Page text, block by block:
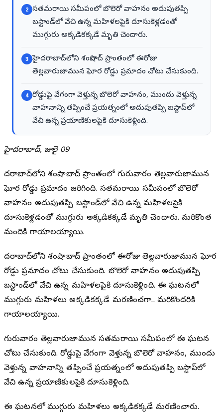
2
సతమరాయి సమీపంలో బొలెరో వాహనం అదుపుతప్పి
బస్టాండ్‌లో వేచి ఉన్న మహిళలపైకి దూసుకెళ్లడంతో
ముగ్గురు అక్కడికక్కడే మృతి చెందారు.
3
హైదరాబాద్‌లోని శంషాబాద్ ప్రాంతంలో ఈరోజు
తెల్లవారుజామున ఘోర రోడ్డు ప్రమాదం చోటు చేసుకుంది.
4
రోడ్డుపై వేగంగా వెళ్తున్న బొలెరో వాహనం, ముందు వెళ్తున్న
వాహనాన్ని తప్పించే ప్రయత్నంలో అదుపుతప్పి బస్టాప్‌లో
వేచి ఉన్న ప్రయాణికులపైకి దూసుకెళ్లింది.
హైదరాబాద్, జులై 09
హైదరాబాద్‌లోని శంషాబాద్ ప్రాంతంలో గురువారం తెల్లవారుజామున
ఘోర రోడ్డు ప్రమాదం జరిగింది. సతమరాయి సమీపంలో బొలెరో
వాహనం అదుపుతప్పి బస్టాండ్‌లో వేచి ఉన్న మహిళలపైకి
దూసుకెళ్లడంతో ముగ్గురు అక్కడికక్కడే మృతి చెందారు. మరికొంత
మందికి గాయాలయ్యాయి.
హైదరాబాద్‌లోని శంషాబాద్ ప్రాంతంలో ఈరోజు తెల్లవారుజామున ఘోర
రోడ్డు ప్రమాదం చోటు చేసుకుంది. బొలెరో వాహనం అదుపుతప్పి
బస్టాండ్‌లో వేచి ఉన్న మహిళలపైకి దూసుకెళ్లింది. ఈ ఘటనలో
ముగ్గురు మహిళలు అక్కడికక్కడే మరణించగా.. మరికొందరికి
గాయాలయ్యాయి.
గురువారం తెల్లవారుజామున సతమరాయి సమీపంలో ఈ ఘటన
చోటు చేసుకుంది. రోడ్డుపై వేగంగా వెళ్తున్న బొలెరో వాహనం, ముందు
వెళ్తున్న వాహనాన్ని తప్పించే ప్రయత్నంలో అదుపుతప్పి బస్టాప్‌లో
వేచి ఉన్న ప్రయాణికులపైకి దూసుకెళ్లింది.
ఈ ఘటనలో ముగ్గురు మహిళలు అక్కడికక్కడే మరణించారు.